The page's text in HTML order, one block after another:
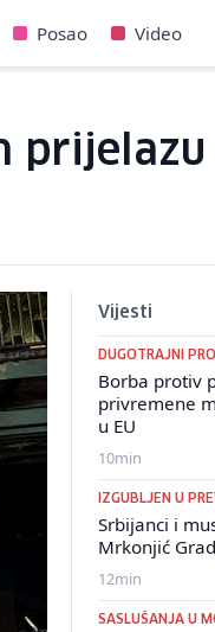
Posao Video
prijelazu
Vijesti
DUGOTRAJNI
Borba protiv
privremene
u EU
10min
IZGUBLJEN U
Srbijanci i
Mrkonjić
12min
SASLUŠANJA U